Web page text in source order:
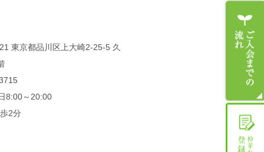
東京都品川区上大崎2-25-5 久
8:00～20:00
2分